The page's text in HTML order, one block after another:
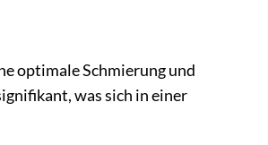
optimale Schmierung und
was sich in einer